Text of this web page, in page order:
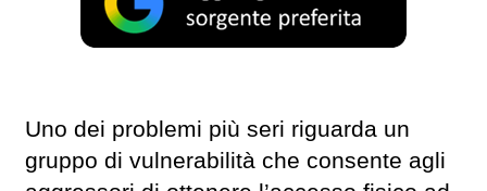
Uno dei problemi più seri riguarda un
gruppo di vulnerabilità che consente agli